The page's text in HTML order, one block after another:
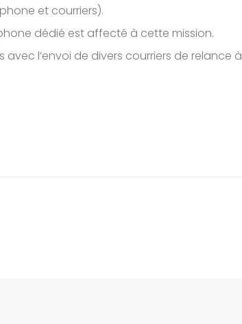
et courriers).
dédié est affecté à cette mission.
l’envoi de divers courriers de relance à